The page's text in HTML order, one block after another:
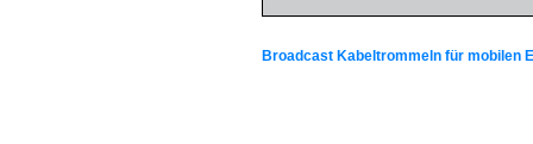
Broadcast Kabeltrommeln für mobilen